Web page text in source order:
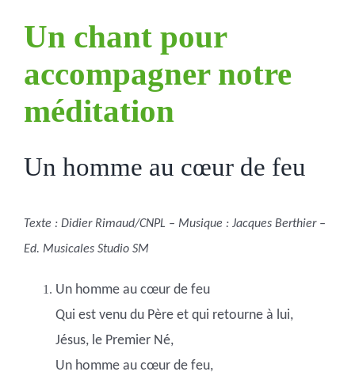
Un chant pour
accompagner notre
méditation
Un homme au cœur de feu
Texte : Didier Rimaud/CNPL – Musique : Jacques Berthier –
Ed. Musicales Studio SM
Un homme au cœur de feu
Qui est venu du Père et qui retourne à lui,
Jésus, le Premier Né,
Un homme au cœur de feu,